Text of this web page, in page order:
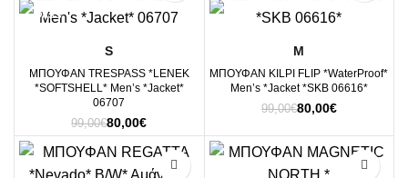
S
ΜΠΟΥΦΑΝ TRESPASS *LENEK
*SOFTSHELL* Men’s *Jacket*
06707
99,00€Original
price
was:
99,00€.
80,00€Η
τρέχουσα
τιμή
είναι:
M
ΜΠΟΥΦΑΝ KILPI FLIP *WaterProof*
Men’s *Jacket *SKB 06616*
99,00€Original
was:
99,00€.
80,00€Η
τιμή
είναι:
80,00€.